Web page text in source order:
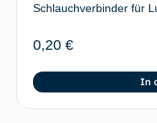
Schlauchverbinder für
0,20 €
In